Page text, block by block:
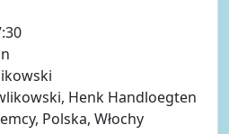
Henk Handloegten
Polska, Włochy